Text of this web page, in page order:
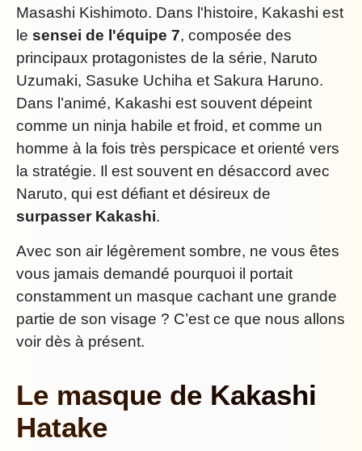
Masashi Kishimoto. Dans l'histoire, Kakashi est
le sensei de l'équipe 7, composée des
principaux protagonistes de la série, Naruto
Uzumaki, Sasuke Uchiha et Sakura Haruno.
Dans l’animé, Kakashi est souvent dépeint
comme un ninja habile et froid, et comme un
homme à la fois très perspicace et orienté vers
la stratégie. Il est souvent en désaccord avec
Naruto, qui est défiant et désireux de
surpasser Kakashi.
Avec son air légèrement sombre, ne vous êtes
vous jamais demandé pourquoi il portait
constamment un masque cachant une grande
partie de son visage ? C’est ce que nous allons
voir dès à présent.
Le masque de Kakashi
Hatake